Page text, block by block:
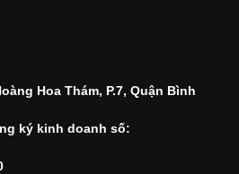
Hoa Thám, P.7, Quận Bình
ký kinh doanh số: